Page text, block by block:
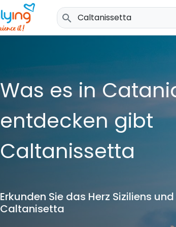
search
Was es in
entdecken gibt
Caltanissetta
Erkunden Sie das Herz Siziliens
Caltanisetta